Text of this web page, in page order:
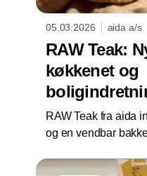
05.03.2026 aida a/s
RAW Teak:
køkkenet og
RAW Teak fra aida
og en vendbar
naturlige materialer,